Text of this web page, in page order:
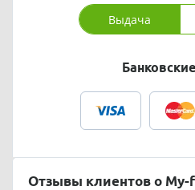
Выдача
Отзывы клиентов о My-